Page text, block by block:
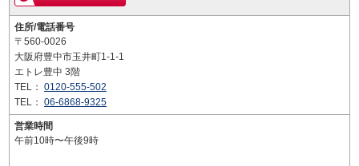
住所/電話番号
〒560-0026
大阪府豊中市玉井町1-1-1
エトレ豊中 3階
TEL： 0120-555-502
TEL： 06-6868-9325
営業時間
午前10時〜午後9時